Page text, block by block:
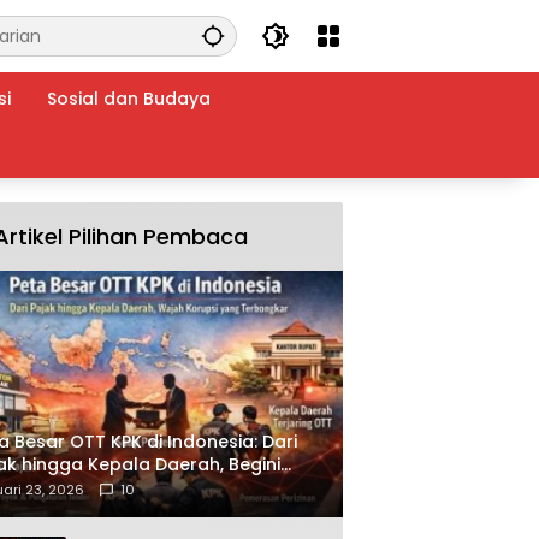
Sosial dan Budaya
Pilihan Pembaca
Besar OTT KPK di Indonesia: Dari
hingga Kepala Daerah, Begini
Korupsi yang Terbongkar
23, 2026 10